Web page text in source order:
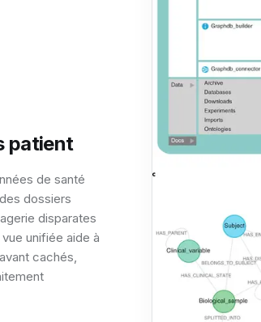
patient
de santé
dossiers
disparates
unifiée aide à
cachés,